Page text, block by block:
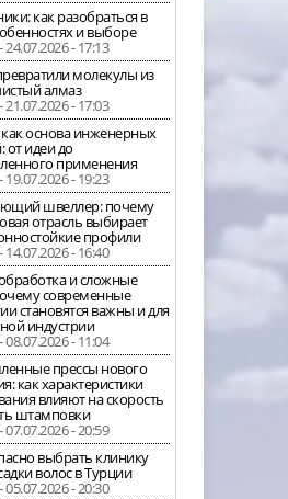
как разобраться в
и выборе
- 17:13
молекулы из
алмаз
- 17:03
основа инженерных
идеи до
применения
- 19:23
швеллер: почему
отрасль выбирает
профили
- 16:40
и сложные
современные
становятся важны и для
индустрии
- 11:04
прессы нового
как характеристики
влияют на скорость
штамповки
- 20:59
выбрать клинику
волос в Турции
- 20:30